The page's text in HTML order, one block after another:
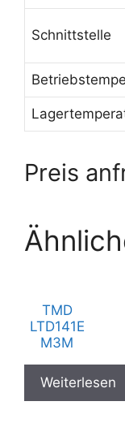
Schnittstelle
Preis
TMD
LTD141E
M3M
Weiterlesen